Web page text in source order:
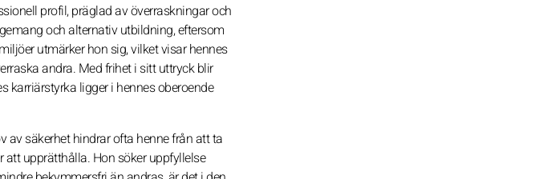
profil, präglad av överraskningar och
och alternativ utbildning, eftersom
utmärker hon sig, vilket visar hennes
andra. Med frihet i sitt uttryck blir
karriärstyrka ligger i hennes oberoende
av säkerhet hindrar ofta henne från att ta
upprätthålla. Hon söker uppfyllelse